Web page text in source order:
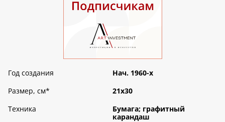
Год создания
Нач. 1960-х
Размер, см*
21х30
Техника
Бумага; графитный
карандаш